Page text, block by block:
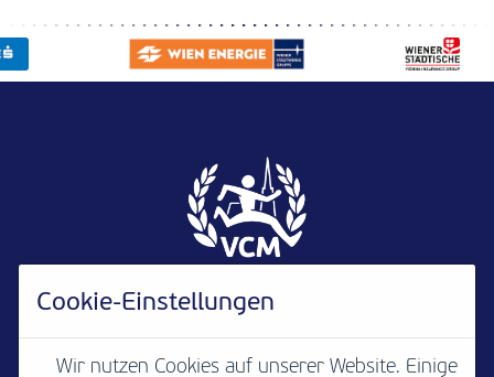
Cookie-Einstellungen
Wir nutzen Cookies auf unserer Website. Einige